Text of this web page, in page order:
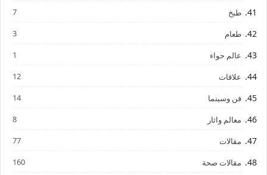
طبخ 7
طعام 3
عالم حواء 1
علاقات 12
فن وسينما 14
معالم واثار 8
مقالات 77
مقالات صحة 160